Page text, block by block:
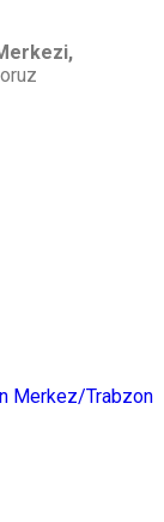
Merkez/Trabzon